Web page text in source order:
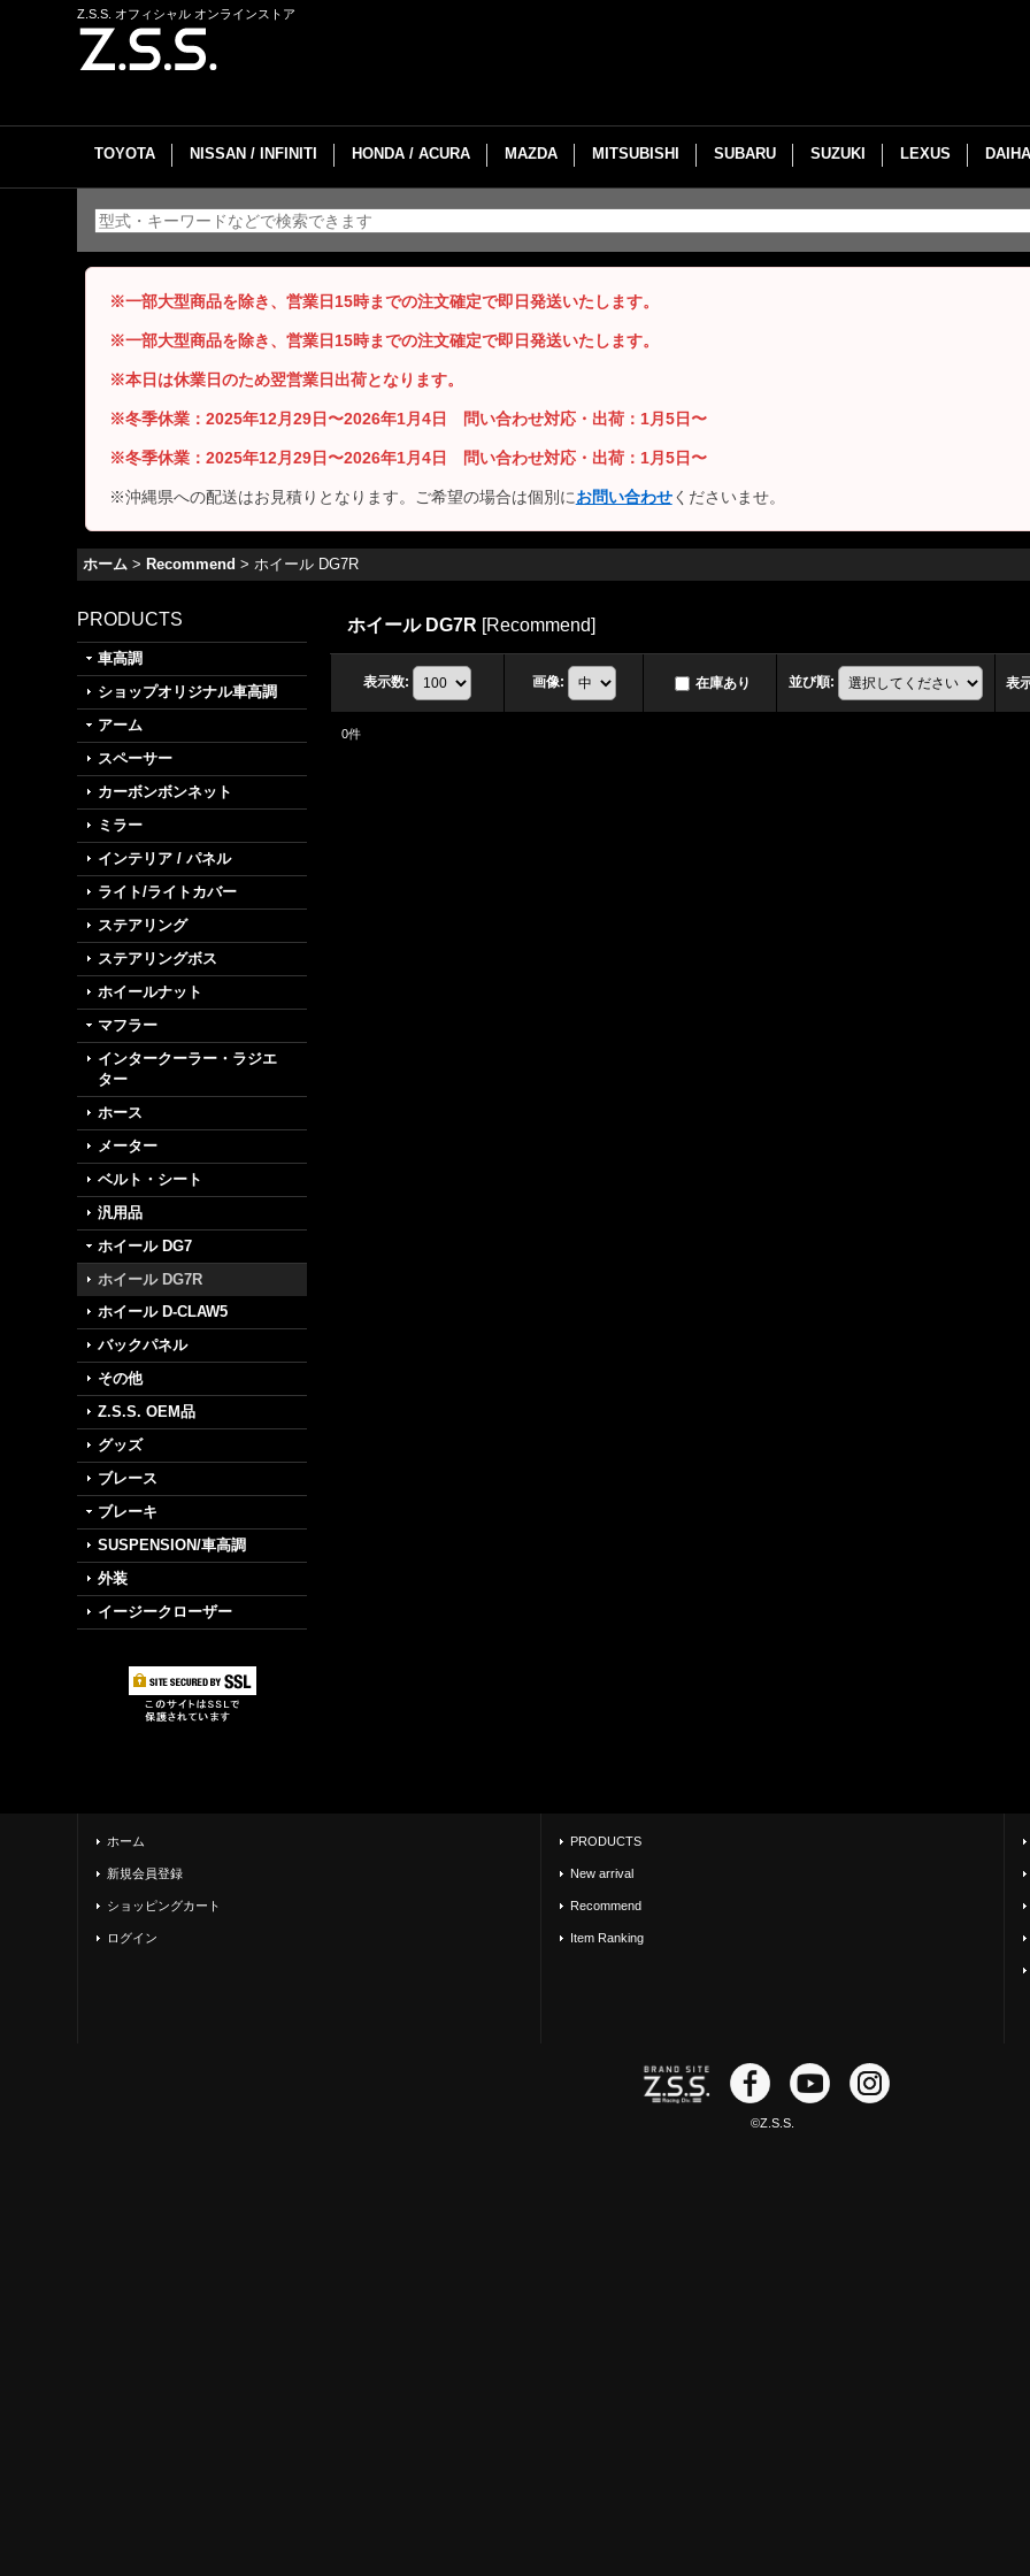
Z.S.S. オフィシャル オンラインストア
TOYOTA NISSAN / INFINITI HONDA / ACURA MAZDA MITSUBISHI SUBARU SUZUKI LEXUS
※一部大型商品を除き、営業日15時までの注文確定で即日発送いたします。
※一部大型商品を除き、営業日15時までの注文確定で即日発送いたします。
※本日は休業日のため翌営業日出荷となります。
※冬季休業：2025年12月29日〜2026年1月4日 問い合わせ対応・出荷：1月5日〜
※冬季休業：2025年12月29日〜2026年1月4日 問い合わせ対応・出荷：1月5日〜
※沖縄県への配送はお見積りとなります。ご希望の場合は個別にお問い合わせくださいませ。
ホーム > Recommend > ホイール DG7R
PRODUCTS
車高調
ショップオリジナル車高調
アーム
スペーサー
カーボンボンネット
ミラー
インテリア / パネル
ライト/ライトカバー
ステアリング
ステアリングボス
ホイールナット
マフラー
インタークーラー・ラジエ
ター
ホース
メーター
ベルト・シート
汎用品
ホイール DG7
ホイール DG7R
ホイール D-CLAW5
バックパネル
その他
Z.S.S. OEM品
グッズ
ブレース
ブレーキ
SUSPENSION/車高調
外装
イージークローザー
ホイール DG7R [Recommend]
表示数: 画像: 在庫あり 並び順: 表
0件
ホーム
新規会員登録
ショッピングカート
ログイン
PRODUCTS
New arrival
Recommend
Item Ranking
©Z.S.S.